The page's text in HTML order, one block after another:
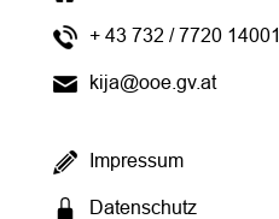
+ 43 732 / 7720 14001
kija@ooe.gv.at
Impressum
Datenschutz